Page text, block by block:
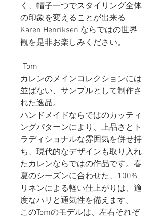
く、帽子一つでスタイリング全体
の印象を変えることが出来る
Karen Henriksen ならではの世界
観を是非お楽しみください。
"Tom"
カレンのメインコレクションには
並ばない、サンプルとして制作さ
れた逸品。
ハンドメイドならではのカッティ
ングパターンにより、上品さとト
ラディショナルな雰囲気を併せ持
ち、現代的なデザインも取り入れ
たカレンならではの作品です。春
夏のシーズンに合わせた、100%
リネンによる軽い仕上がりは、適
度なハリと通気性を備えます。
このTomのモデルは、左右それぞ